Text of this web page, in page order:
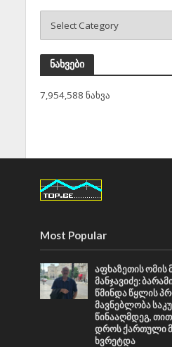
ნახვები
7,954,588 ნახვა
Most Popular
აფხაზეთის
მანჯავიძე:
წმინდა წყლის
მავნებლობა
წინააღმდეგ,
დროს ქართული
ხვრეტდა